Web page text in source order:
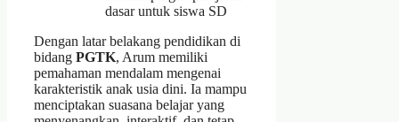
dasar untuk siswa SD
Dengan latar belakang pendidikan di
bidang PGTK, Arum memiliki
pemahaman mendalam mengenai
karakteristik anak usia dini. Ia mampu
menciptakan suasana belajar yang